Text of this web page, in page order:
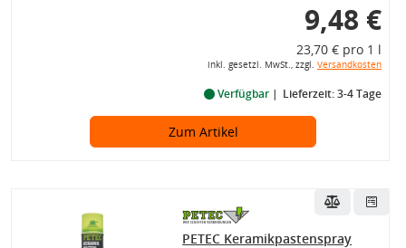
9,48 €
23,70 € pro 1 l
inkl. gesetzl. MwSt., zzgl. Versandkosten
Verfügbar Lieferzeit: 3-4 Tage
Zum Artikel
PETEC Keramikpastenspray